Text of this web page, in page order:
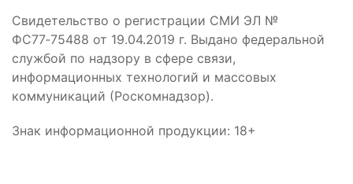
Свидетельство о регистрации СМИ ЭЛ №
ФС77‑75488 от 19.04.2019 г. Выдано федеральной
службой по надзору в сфере связи,
информационных технологий и массовых
коммуникаций (Роскомнадзор).
Знак информационной продукции: 18+